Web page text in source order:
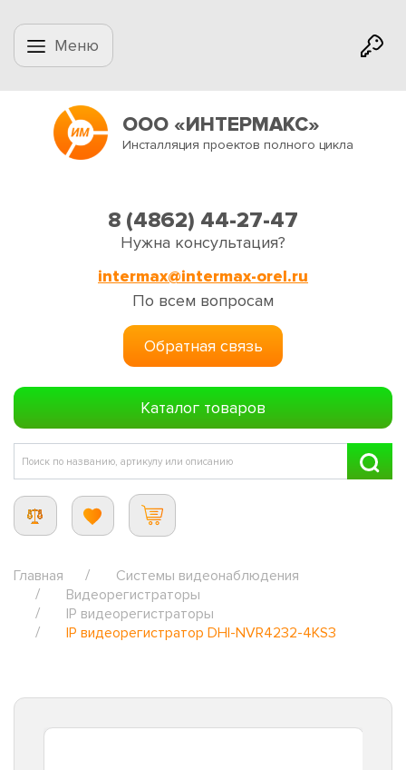
Меню
ООО «ИНТЕРМАКС»
Инсталляция проектов полного цикла
8 (4862) 44-27-47
Нужна консультация?
intermax@intermax-orel.ru
По всем вопросам
Обратная связь
Каталог товаров
Главная
Системы видеонаблюдения
Видеорегистраторы
IP видеорегистраторы
IP видеорегистратор DHI-NVR4232-4KS3